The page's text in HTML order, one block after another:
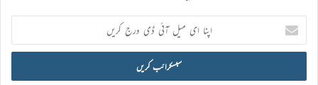
اپنا
ای
میل
ڈی